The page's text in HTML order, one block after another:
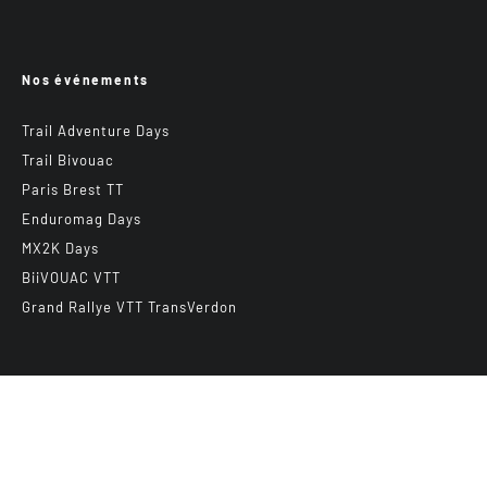
Nos événements
Trail Adventure Days
Trail Bivouac
Paris Brest TT
Enduromag Days
MX2K Days
BiiVOUAC VTT
Grand Rallye VTT TransVerdon